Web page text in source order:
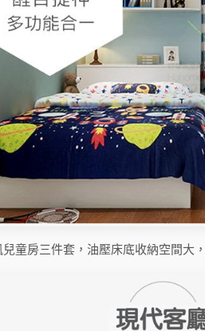
兒童房三件套，油壓床底收納空間大